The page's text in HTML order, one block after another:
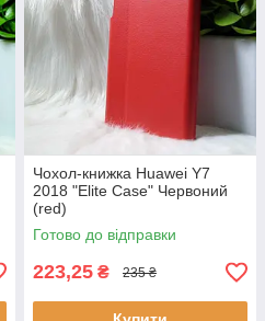
Чохол-книжка Huawei Y7
2018 "Elite Case" Червоний
(red)
Готово до відправки
223,25 ₴ 235 ₴